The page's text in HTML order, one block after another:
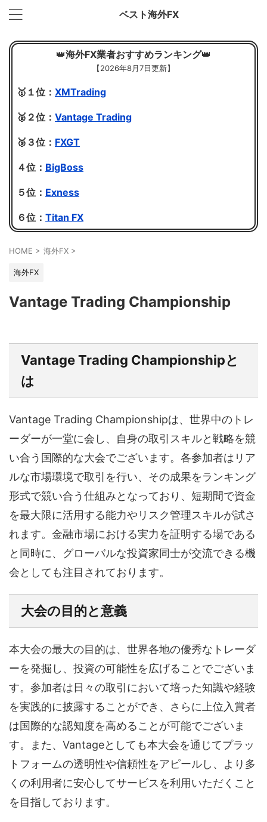
ベスト海外FX
👑海外FX業者おすすめランキング👑
【2026年8月7日更新】
🥇１位： XMTrading
🥈２位： Vantage Trading
🥉３位： FXGT
４位： BigBoss
５位： Exness
６位： Titan FX
HOME > 海外FX >
海外FX
Vantage Trading Championship
Vantage Trading Championshipと
は
Vantage Trading Championshipは、世界中のトレ
ーダーが一堂に会し、自身の取引スキルと戦略を競
い合う国際的な大会でございます。各参加者はリア
ルな市場環境で取引を行い、その成果をランキング
形式で競い合う仕組みとなっており、短期間で資金
を最大限に活用する能力やリスク管理スキルが試さ
れます。金融市場における実力を証明する場である
と同時に、グローバルな投資家同士が交流できる機
会としても注目されております。
大会の目的と意義
本大会の最大の目的は、世界各地の優秀なトレーダ
ーを発掘し、投資の可能性を広げることでございま
す。参加者は日々の取引において培った知識や経験
を実践的に披露することができ、さらに上位入賞者
は国際的な認知度を高めることが可能でございま
す。また、Vantageとしても本大会を通じてプラッ
トフォームの透明性や信頼性をアピールし、より多
くの利用者に安心してサービスを利用いただくこと
を目指しております。